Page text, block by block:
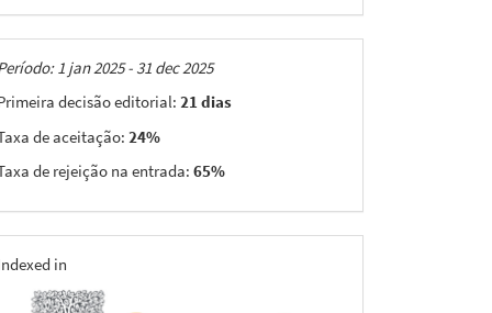
1 jan 2025 - 31 dec 2025
decisão editorial: 21 dias
de aceitação: 24%
de rejeição na entrada: 65%
in